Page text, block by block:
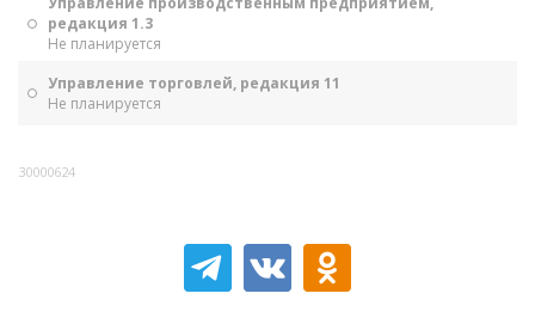
редакция 1.3
Не планируется
Управление торговлей, редакция 11
Не планируется
30000624